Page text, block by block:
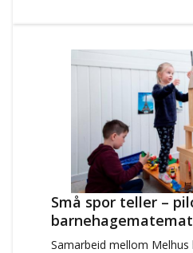
Små spor teller –
Samarbeid mellom